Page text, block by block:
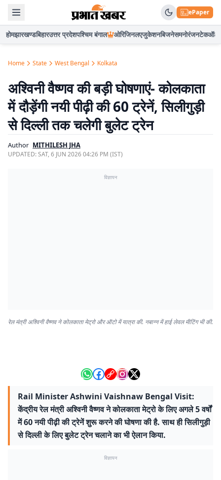
ePaper
होमझारखण्डबिहारउत्तर प्रदेशपश्चिम बंगाल ओरिजिनलएजुकेशनबिजनेसमनोरंजनटेकऑटो
Home State West Bengal Kolkata
अश्विनी वैष्णव की बड़ी घोषणाएं- कोलकाता
में दौड़ेंगी नयी पीढ़ी की 60 ट्रेनें, सिलीगुड़ी
से दिल्ली तक चलेगी बुलेट ट्रेन
Author MITHILESH JHA
UPDATED:SAT, 6 JUN 2026 04:26 PM (IST)
विज्ञापन
रेल मंत्री अश्विनी वैष्णव ने कोलकाता मेट्रो और ऑटो में यात्रा की. नबान्न में हाई लेवल मीटिंग भी की.
Rail Minister Ashwini Vaishnaw Bengal Visit:
केंद्रीय रेल मंत्री अश्विनी वैष्णव ने कोलकाता मेट्रो के लिए अगले 5 वर्षों
में 60 नयी पीढ़ी की ट्रेनें शुरू करने की घोषणा की है. साथ ही सिलीगुड़ी
से दिल्ली के लिए बुलेट ट्रेन चलाने का भी ऐलान किया.
विज्ञापन